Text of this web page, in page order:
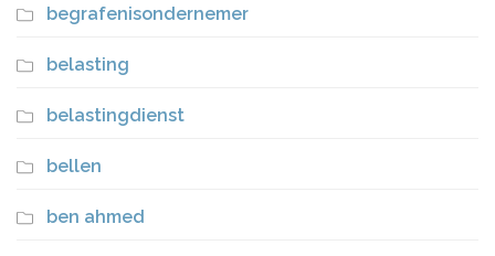
begrafenisondernemer
belasting
belastingdienst
bellen
ben ahmed